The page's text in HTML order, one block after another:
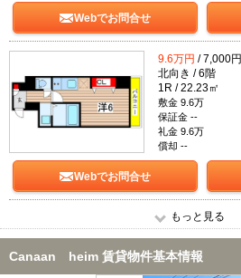
Webでお問合せ
9.6万円 / 7,000円
北向き / 6階
1R / 22.23㎡
敷金 9.6万
保証金 --
礼金 9.6万
償却 --
Webでお問合せ
もっと見る
Canaan heim 賃貸物件基本情報